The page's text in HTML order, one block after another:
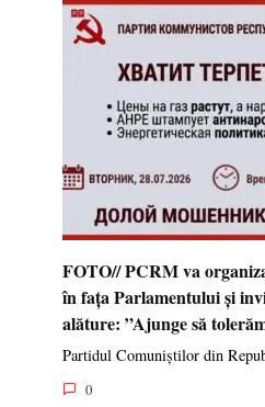
FOTO// PCRM va
în fața Parlamentului și
alăture: ”Ajunge să
Partidul Comuniștilor din
0